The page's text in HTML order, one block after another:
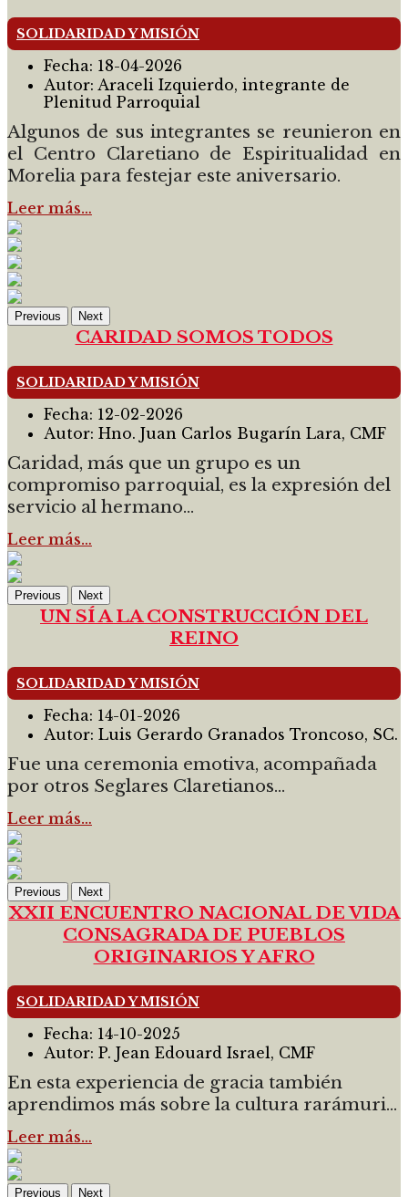
SOLIDARIDAD Y MISIÓN
Fecha: 18-04-2026
Autor: Araceli Izquierdo, integrante de
Plenitud Parroquial
Algunos de sus integrantes se reunieron en
el Centro Claretiano de Espiritualidad en
Morelia para festejar este aniversario.
Leer más…
Previous Next
CARIDAD SOMOS TODOS
SOLIDARIDAD Y MISIÓN
Fecha: 12-02-2026
Autor: Hno. Juan Carlos Bugarín Lara, CMF
Caridad, más que un grupo es un
compromiso parroquial, es la expresión del
servicio al hermano...
Leer más…
Previous Next
UN SÍ A LA CONSTRUCCIÓN DEL
REINO
SOLIDARIDAD Y MISIÓN
Fecha: 14-01-2026
Autor: Luis Gerardo Granados Troncoso, SC.
Fue una ceremonia emotiva, acompañada
por otros Seglares Claretianos...
Leer más…
Previous Next
XXII ENCUENTRO NACIONAL DE VIDA
CONSAGRADA DE PUEBLOS
ORIGINARIOS Y AFRO
SOLIDARIDAD Y MISIÓN
Fecha: 14-10-2025
Autor: P. Jean Edouard Israel, CMF
En esta experiencia de gracia también
aprendimos más sobre la cultura rarámuri...
Leer más…
Previous Next